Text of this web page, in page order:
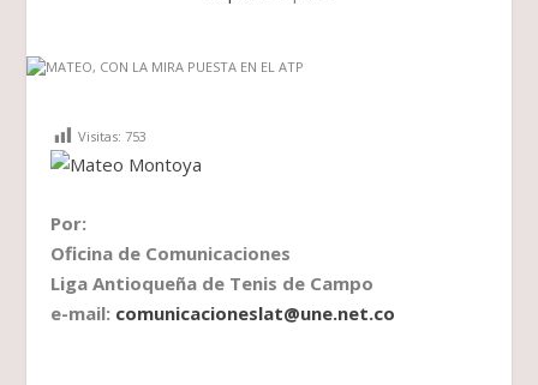
Visitas: 753
Por:
Oficina de Comunicaciones
Liga Antioqueña de Tenis de Campo
e-mail: comunicacioneslat@une.net.co